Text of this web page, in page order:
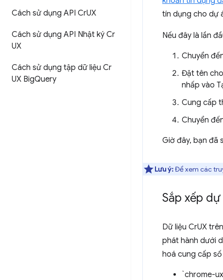
Cách sử dụng API CrUX
Cách sử dụng API Nhật ký Cr
UX
Cách sử dụng tập dữ liệu Cr
UX BigQuery
tín dụng cho dự
Nếu đây là lần
Chuyển
Đặt tên
nhấp vào
Cung cấp
Chuyển
Giờ đây, bạn đã
Lưu ý:Để xem các
Sắp xếp dự
Dữ liệu CrUX
phát hành dưới
hoá cung cấp
`chrome-